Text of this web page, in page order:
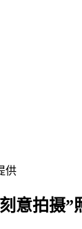
供
意拍摄”